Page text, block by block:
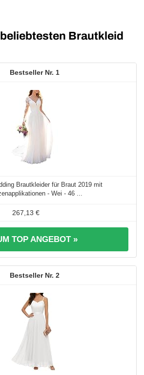
Brautkleid
1
Brautkleider für Braut 2019 mit
- Wei - 46 ...
267,13 €
TOP ANGEBOT »
2